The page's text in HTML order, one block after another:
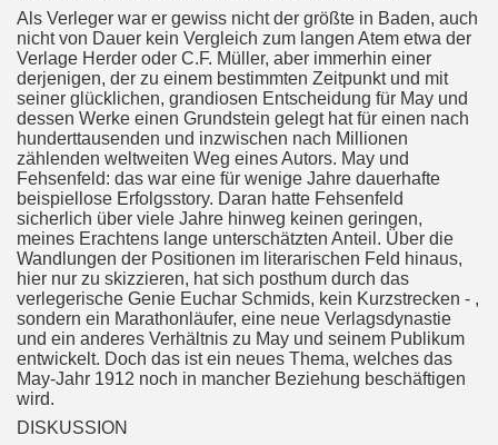
Als Verleger war er gewiss nicht der größte in Baden, auch
nicht von Dauer kein Vergleich zum langen Atem etwa der
Verlage Herder oder C.F. Müller, aber immerhin einer
derjenigen, der zu einem bestimmten Zeitpunkt und mit
seiner glücklichen, grandiosen Entscheidung für May und
dessen Werke einen Grundstein gelegt hat für einen nach
hunderttausenden und inzwischen nach Millionen
zählenden weltweiten Weg eines Autors. May und
Fehsenfeld: das war eine für wenige Jahre dauerhafte
beispiellose Erfolgsstory. Daran hatte Fehsenfeld
sicherlich über viele Jahre hinweg keinen geringen,
meines Erachtens lange unterschätzten Anteil. Über die
Wandlungen der Positionen im literarischen Feld hinaus,
hier nur zu skizzieren, hat sich posthum durch das
verlegerische Genie Euchar Schmids, kein Kurzstrecken - ,
sondern ein Marathonläufer, eine neue Verlagsdynastie
und ein anderes Verhältnis zu May und seinem Publikum
entwickelt. Doch das ist ein neues Thema, welches das
May-Jahr 1912 noch in mancher Beziehung beschäftigen
wird.
DISKUSSION